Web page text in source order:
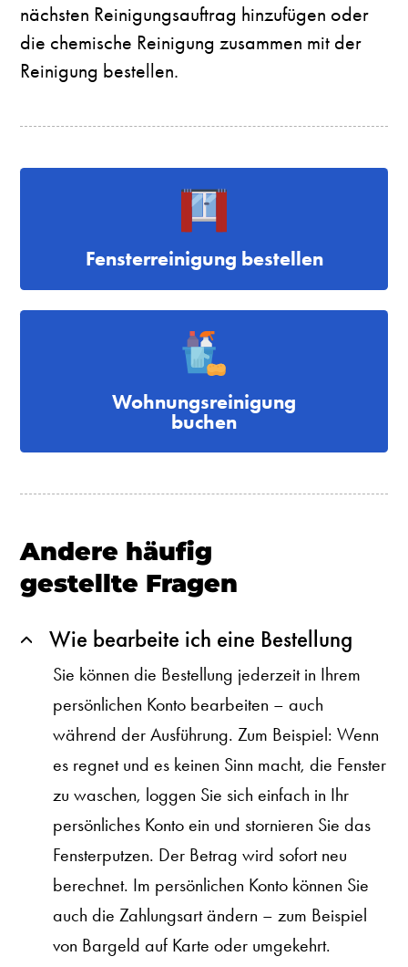
nächsten Reinigungsauftrag hinzufügen oder
die chemische Reinigung zusammen mit der
Reinigung bestellen.
Fensterreinigung bestellen
Wohnungsreinigung
buchen
Andere häufig
gestellte Fragen
Wie bearbeite ich eine Bestellung
Sie können die Bestellung jederzeit in Ihrem
persönlichen Konto bearbeiten – auch
während der Ausführung. Zum Beispiel: Wenn
es regnet und es keinen Sinn macht, die Fenster
zu waschen, loggen Sie sich einfach in Ihr
persönliches Konto ein und stornieren Sie das
Fensterputzen. Der Betrag wird sofort neu
berechnet. Im persönlichen Konto können Sie
auch die Zahlungsart ändern – zum Beispiel
von Bargeld auf Karte oder umgekehrt.